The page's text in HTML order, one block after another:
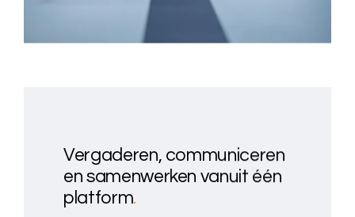
Vergaderen, communiceren
en samenwerken vanuit één
platform.